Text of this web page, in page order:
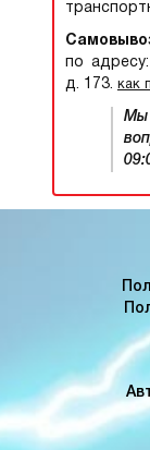
по
д. 173. как
Мы